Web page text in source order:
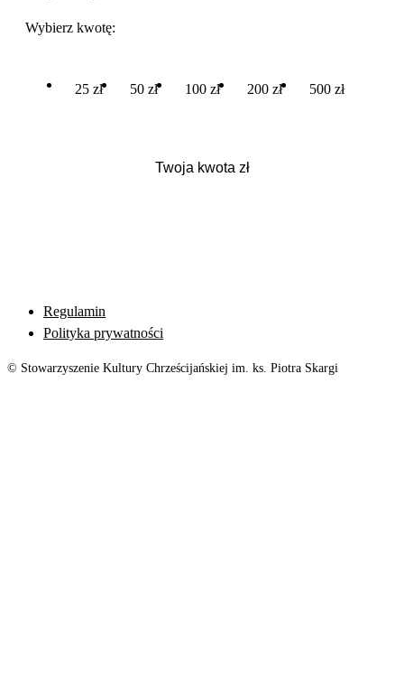
Wybierz kwotę:
25 zł 50 zł 100 zł 200 zł 500 zł
Regulamin
Polityka prywatności
© Stowarzyszenie Kultury Chrześcijańskiej im. ks. Piotra Skargi